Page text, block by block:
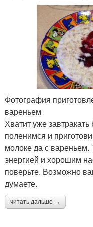
Фотография
вареньем
Хватит уже
поленимся и
молоке да с вареньем.
энергией и хорошим
поверьте. Возможно
думаете.
читать дальше →